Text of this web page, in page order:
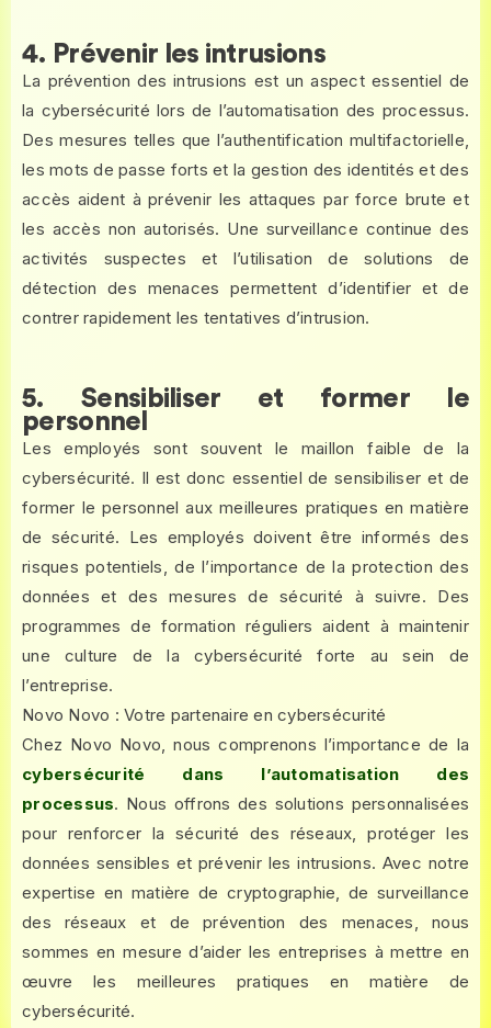
4. Prévenir les intrusions
La prévention des intrusions est un aspect essentiel de
la cybersécurité lors de l’automatisation des processus.
Des mesures telles que l’authentification multifactorielle,
les mots de passe forts et la gestion des identités et des
accès aident à prévenir les attaques par force brute et
les accès non autorisés. Une surveillance continue des
activités suspectes et l’utilisation de solutions de
détection des menaces permettent d’identifier et de
contrer rapidement les tentatives d’intrusion.
5. Sensibiliser et former le
personnel
Les employés sont souvent le maillon faible de la
cybersécurité. Il est donc essentiel de sensibiliser et de
former le personnel aux meilleures pratiques en matière
de sécurité. Les employés doivent être informés des
risques potentiels, de l’importance de la protection des
données et des mesures de sécurité à suivre. Des
programmes de formation réguliers aident à maintenir
une culture de la cybersécurité forte au sein de
l’entreprise.
Novo Novo : Votre partenaire en cybersécurité
Chez Novo Novo, nous comprenons l’importance de la
cybersécurité dans l’automatisation des
processus. Nous offrons des solutions personnalisées
pour renforcer la sécurité des réseaux, protéger les
données sensibles et prévenir les intrusions. Avec notre
expertise en matière de cryptographie, de surveillance
des réseaux et de prévention des menaces, nous
sommes en mesure d’aider les entreprises à mettre en
œuvre les meilleures pratiques en matière de
cybersécurité.